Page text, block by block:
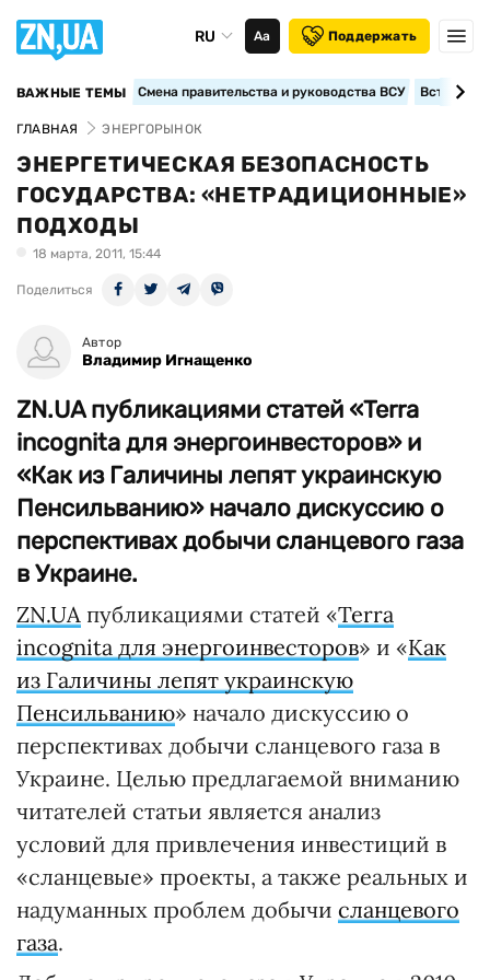
RU Аа Поддержать
ВАЖНЫЕ ТЕМЫ Смена правительства и руководства ВСУ
ГЛАВНАЯ ЭНЕРГОРЫНОК
ЭНЕРГЕТИЧЕСКАЯ БЕЗОПАСНОСТЬ
ГОСУДАРСТВА: «НЕТРАДИЦИОННЫЕ»
ПОДХОДЫ
18 марта, 2011, 15:44
Поделиться
Автор
Владимир Игнащенко
ZN.UA публикациями статей «Terra
incognita для энергоинвесторов» и
«Как из Галичины лепят украинскую
Пенсильванию» начало дискуссию о
перспективах добычи сланцевого газа
в Украине.
ZN.UA публикациями статей «Terra
incognita для энергоинвесторов» и «Как
из Галичины лепят украинскую
Пенсильванию» начало дискуссию о
перспективах добычи сланцевого газа в
Украине. Целью предлагаемой вниманию
читателей статьи является анализ
условий для привлечения инвестиций в
«сланцевые» проекты, а также реальных и
надуманных проблем добычи сланцевого
газа.